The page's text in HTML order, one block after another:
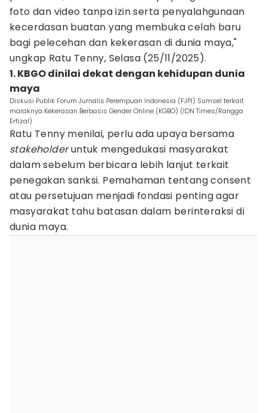
foto dan video tanpa izin serta penyalahgunaan
kecerdasan buatan yang membuka celah baru
bagi pelecehan dan kekerasan di dunia maya,"
ungkap Ratu Tenny, Selasa (25/11/2025).
1. KBGO dinilai dekat dengan kehidupan dunia
maya
Diskusi Publik Forum Jurnalis Perempuan Indonesia (FJPI) Sumsel terkait
maraknya Kekerasan Berbasis Gender Online (KGBO) (IDN Times/Rangga
Erfizal)
Ratu Tenny menilai, perlu ada upaya bersama
stakeholderuntuk mengedukasi masyarakat
dalam sebelum berbicara lebih lanjut terkait
penegakan sanksi. Pemahaman tentang consent
atau persetujuan menjadi fondasi penting agar
masyarakat tahu batasan dalam berinteraksi di
dunia maya.